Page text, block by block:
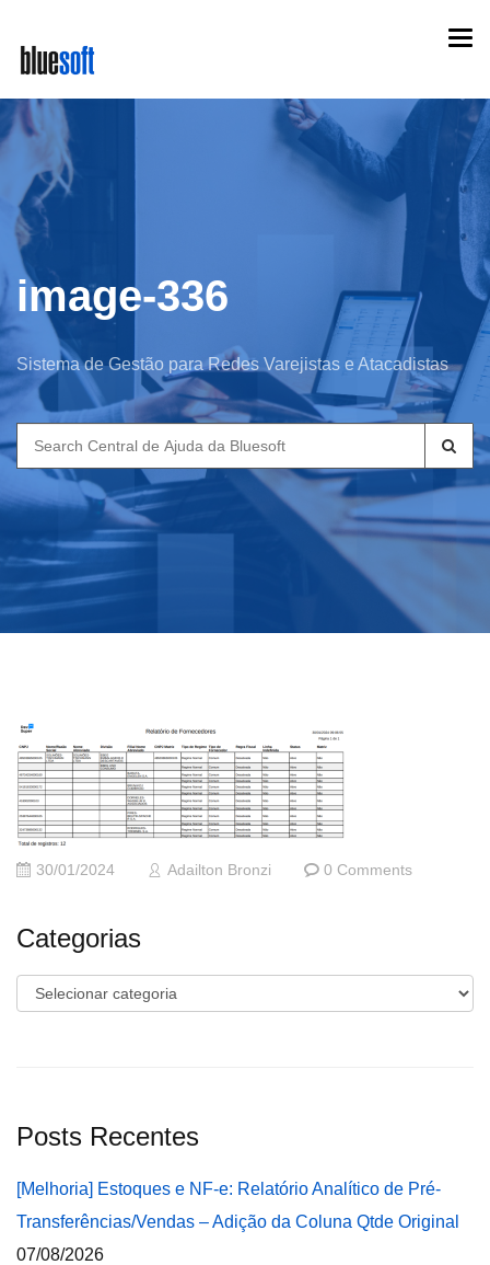
main
content
image-336
Sistema de Gestão para Redes Varejistas e Atacadistas
Search
for:
30/01/2024 Adailton Bronzi 0 Comments
Categorias
Categorias
Posts Recentes
[Melhoria] Estoques e NF-e: Relatório Analítico de Pré-
Transferências/Vendas – Adição da Coluna Qtde Original
07/08/2026